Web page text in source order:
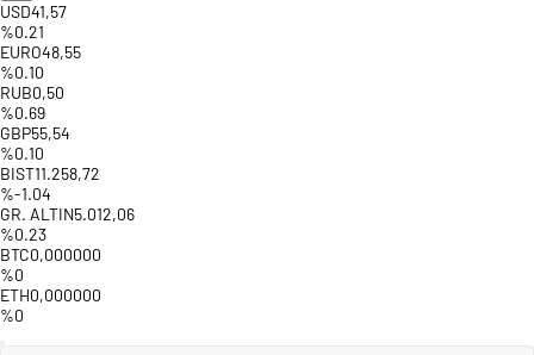
USD41,57
%0.21
EURO48,55
%0.10
RUB0,50
%0.69
GBP55,54
%0.10
BIST11.258,72
%-1.04
GR. ALTIN5.012,06
%0.23
BTC0,000000
%0
ETH0,000000
%0